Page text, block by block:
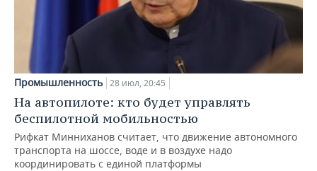
Промышленность 28 июл, 20:45
На автопилоте: кто будет управлять
беспилотной мобильностью
Рифкат Минниханов считает, что движение автономного
транспорта на шоссе, воде и в воздухе надо
координировать с единой платформы